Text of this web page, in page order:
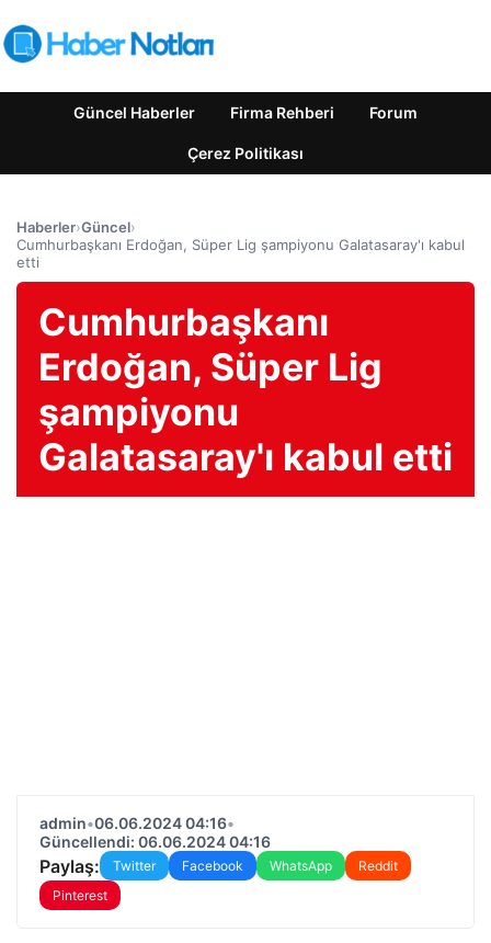
Güncel Haberler Firma Rehberi Forum
Çerez Politikası
Haberler›Güncel›
Cumhurbaşkanı Erdoğan, Süper Lig şampiyonu Galatasaray'ı kabul
etti
Cumhurbaşkanı
Erdoğan, Süper Lig
şampiyonu
Galatasaray'ı kabul etti
admin•06.06.2024 04:16•
Güncellendi: 06.06.2024 04:16
Paylaş: Twitter Facebook WhatsApp
Reddit
Pinterest